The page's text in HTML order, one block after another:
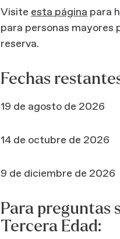
Visiteesta página para
para personas mayores
reserva.
Fechas
19 de agosto de 2026
14 de octubre de 2026
9 de diciembre de 2026
Para preguntas
Tercera Edad: